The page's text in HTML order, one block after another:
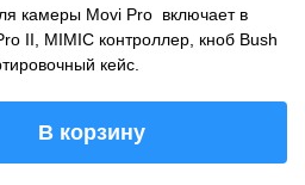
камеры Movi Pro включает в
II, MIMIC контроллер, кноб Bush
кейс.
В корзину